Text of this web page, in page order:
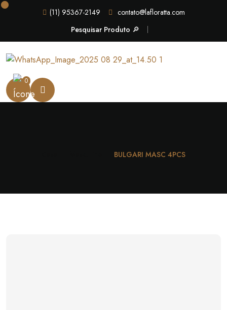
(11) 95367-2149
contato@lafloratta.com
Pesquisar Produto 🔎
0
BULGARI MASC 4PCS